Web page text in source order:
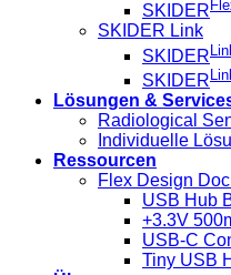
SKIDER
SKIDER Link
SKIDER
SKIDER
Lösungen &
Radiological
Individuelle
Ressourcen
Flex Design
USB Hub
+3.3V
USB-C
Tiny USB